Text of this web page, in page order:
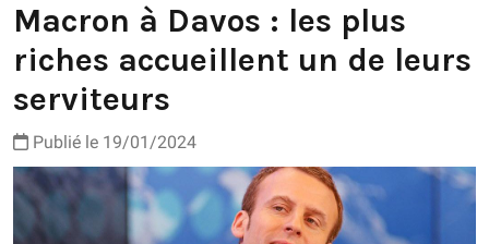
Macron à Davos : les plus
riches accueillent un de leurs
serviteurs
Publié le 19/01/2024